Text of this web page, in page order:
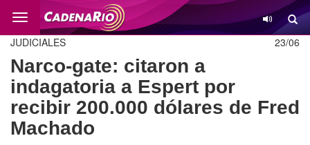
Cambio
23/06
JUDICIALES
Narco-gate: citaron a
indagatoria a Espert por
recibir 200.000 dólares de Fred
Machado